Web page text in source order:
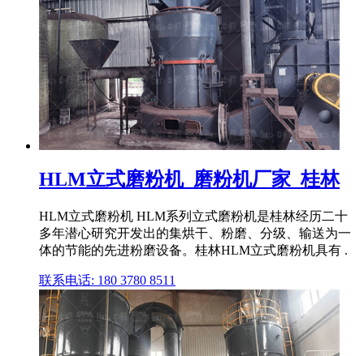
HLM立式磨粉机_磨粉机厂家_桂林
HLM立式磨粉机 HLM系列立式磨粉机是桂林经历二十
多年潜心研究开发出的集烘干、粉磨、分级、输送为一
体的节能的先进粉磨设备。桂林HLM立式磨粉机具有 .
联系电话: 180 3780 8511